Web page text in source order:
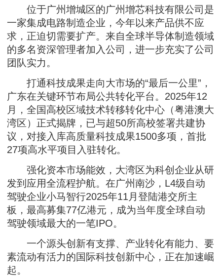
位于广州增城区的广州增芯科技有限公司是
一家集成电路制造企业，今年以来产品供不应
求，正迫切需要扩产。来自全球半导体制造领域
的多名资深管理者加入公司，进一步充实了公司
团队实力。
打通科技成果走向大市场的“最后一公里”，
广东在关键环节布局公共转化平台。2025年12
月，全国高校区域技术转移转化中心（粤港澳大
湾区）正式揭牌，已与超50所高校签署共建协
议，对接入库高质量科技成果1500多项，首批
27项高水平项目入驻转化。
强化资本市场能效，大湾区为科创企业从研
发到应用全流程护航。在广州南沙，L4级自动
驾驶企业小马智行2025年11月登陆港交所主
板，最高募集77亿港元，成为当年度全球自动
驾驶领域最大的一笔IPO。
一个源头创新有支撑、产业转化有能力、要
素流动有活力的国际科技创新中心，正在加速崛
起。